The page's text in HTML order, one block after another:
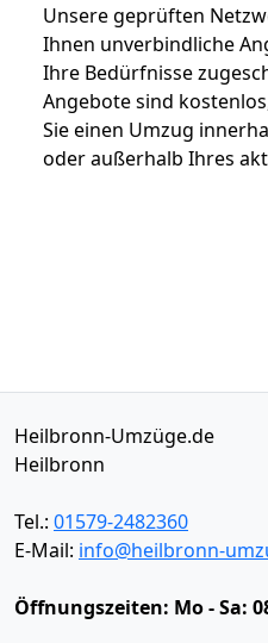
Unsere geprüften
Ihnen unverbindliche
Ihre Bedürfnisse
Angebote sind
Sie einen Umzug
oder außerhalb Ihres
Heilbronn-Umzüge.de
Heilbronn
Tel.: 01579-2482360
E-Mail: info@heilbronn-
Öffnungszeiten: Mo - Sa: